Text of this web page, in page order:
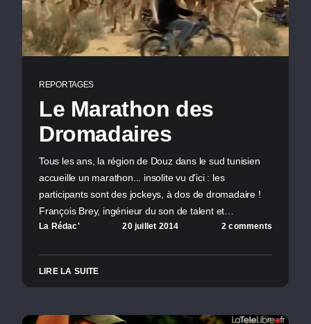
REPORTAGES
Le Marathon des
Dromadaires
Tous les ans, la région de Douz dans le sud tunisien
accueille un marathon... insolite vu d'ici : les
participants sont des jockeys, à dos de dromadaire !
François Brey, ingénieur du son de talent et…
La Rédac' 20 juillet 2014 2 comments
LIRE LA SUITE